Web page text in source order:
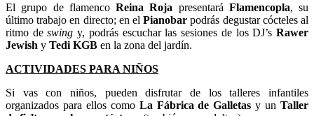
El grupo de flamenco Reina Roja presentará Flamencopla, su
último trabajo en directo; en elPianobar podrás degustar cócteles al
ritmo deswingy, podrás escuchar las sesiones de los DJ’sRawer
Jewish y Tedi KGB en la zona del jardín.
ACTIVIDADES PARA NIÑOS
Si vas con niños, pueden disfrutar de los talleres infantiles
organizados para ellos como La Fábrica de Galletas y unTaller